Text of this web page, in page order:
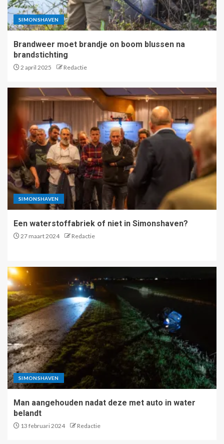
SIMONSHAVEN
Brandweer moet brandje on boom blussen na
brandstichting
2 april 2025 Redactie
SIMONSHAVEN
Een waterstoffabriek of niet in Simonshaven?
27 maart 2024 Redactie
SIMONSHAVEN
Man aangehouden nadat deze met auto in water
belandt
13 februari 2024 Redactie